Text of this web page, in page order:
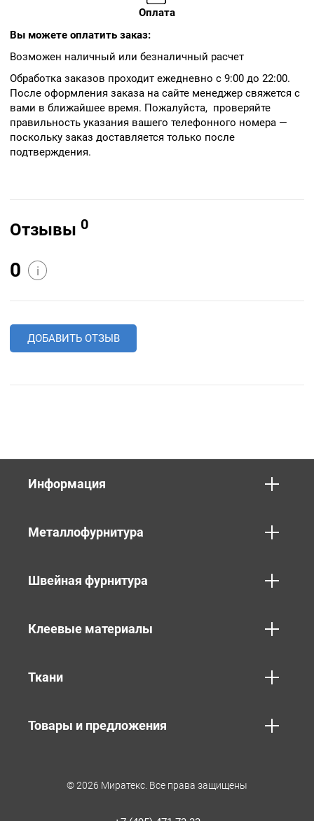
Оплата
Вы можете оплатить заказ:
Возможен наличный или безналичный расчет
Обработка заказов проходит ежедневно с 9:00 до 22:00.
После оформления заказа на сайте менеджер свяжется с
вами в ближайшее время. Пожалуйста, проверяйте
правильность указания вашего телефонного номера —
поскольку заказ доставляется только после
подтверждения.
Отзывы 0
0 i
ДОБАВИТЬ ОТЗЫВ
Информация
Металлофурнитура
Швейная фурнитура
Клеевые материалы
Ткани
Товары и предложения
© 2026 Миратекс. Все права защищены